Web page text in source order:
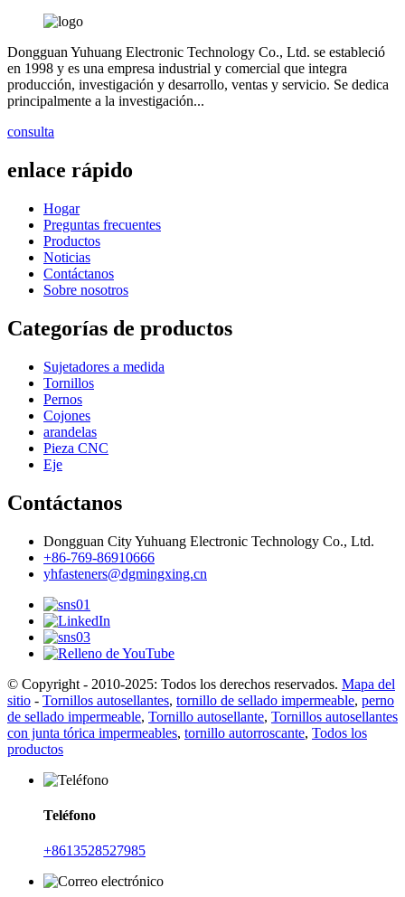
Dongguan Yuhuang Electronic Technology Co., Ltd. se estableció
en 1998 y es una empresa industrial y comercial que integra
producción, investigación y desarrollo, ventas y servicio. Se dedica
principalmente a la investigación...
consulta
enlace rápido
Hogar
Preguntas frecuentes
Productos
Noticias
Contáctanos
Sobre nosotros
Categorías de productos
Sujetadores a medida
Tornillos
Pernos
Cojones
arandelas
Pieza CNC
Eje
Contáctanos
Dongguan City Yuhuang Electronic Technology Co., Ltd.
+86-769-86910666
yhfasteners@dgmingxing.cn
© Copyright - 2010-2025: Todos los derechos reservados. Mapa del
sitio - Tornillos autosellantes, tornillo de sellado impermeable, perno
de sellado impermeable, Tornillo autosellante, Tornillos autosellantes
con junta tórica impermeables, tornillo autorroscante, Todos los
productos
Teléfono
+8613528527985